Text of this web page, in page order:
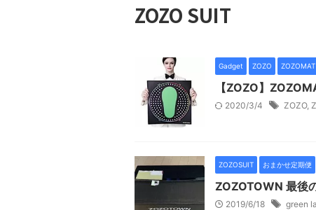
ZOZO SUIT
Gadget ZOZO ZOZOMAT
【ZOZO】
2020/3/4 ZOZO,
ZOZOSUIT おまかせ定期便
ZOZOTOWN 最後
2019/6/18 green